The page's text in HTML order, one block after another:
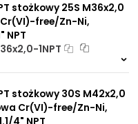
stożkowy 25S M36x2,0
Cr(VI)-free/Zn-Ni,
NPT
1NPT
stożkowy 30S M42x2,0
Cr(VI)-free/Zn-Ni,
4" NPT